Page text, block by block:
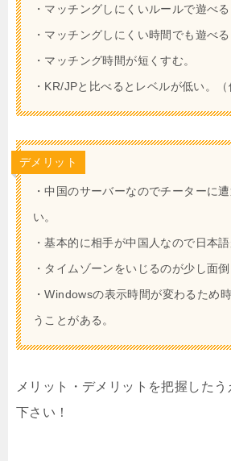
・マッチングしにくいルールで遊べる
・マッチングしにくい時間でも遊べる
・マッチング時間が短くすむ。
・KR/JPと比べるとレベルが低い。（
デメリット
・中国のサーバーなのでチーターに
い。
・基本的に相手が中国人なので日本
・タイムゾーンをいじるのが少し面倒
・Windowsの表示時間が変わるため
うことがある。
メリット・デメリットを把握した
下さい！